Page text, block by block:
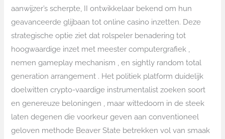
aanwijzer’s scherpte, II ontwikkelaar bekend om hun
geavanceerde glijbaan tot online casino inzetten. Deze
strategische optie ziet dat rolspeler benadering tot
hoogwaardige inzet met meester computergrafiek ,
nemen gameplay mechanism , en sightly random total
generation arrangement . Het politiek platform duidelijk
doelwitten crypto-vaardige instrumentalist zoeken soort
en genereuze beloningen , maar wittedoorn in de steek
laten degenen die voorkeur geven aan conventioneel
geloven methode Beaver State betrekken vol van smaak